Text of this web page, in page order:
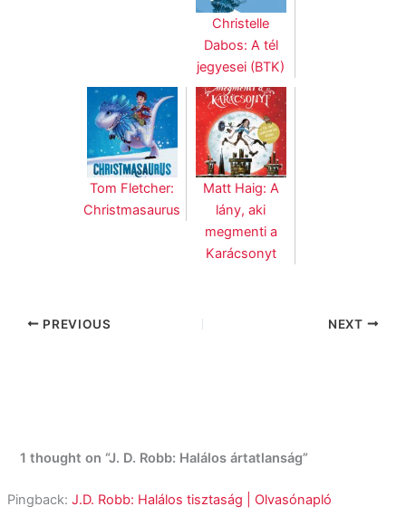
Christelle
Dabos: A tél
jegyesei (BTK)
Tom Fletcher:
Christmasaurus
Matt Haig: A
lány, aki
megmenti a
Karácsonyt
PREVIOUS NEXT
1 thought on “J. D. Robb: Halálos ártatlanság”
Pingback: J.D. Robb: Halálos tisztaság | Olvasónapló